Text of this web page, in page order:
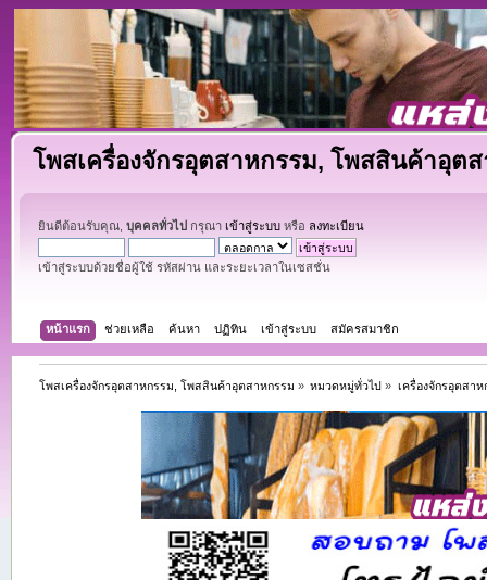
โพสเครื่องจักรอุตสาหกรรม, โพสสินค้าอุต
ยินดีต้อนรับคุณ, บุคคลทั่วไป กรุณา เข้าสู่ระบบหรือ ลงทะเบียน
เข้าสู่ระบบด้วยชื่อผู้ใช้ รหัสผ่าน และระยะเวลาในเซสชั่น
หน้าแรก ช่วยเหลือ ค้นหา ปฏิทิน เข้าสู่ระบบ สมัครสมาชิก
โพสเครื่องจักรอุตสาหกรรม, โพสสินค้าอุตสาหกรรม » หมวดหมู่ทั่วไป » เครื่องจักรอุตสา